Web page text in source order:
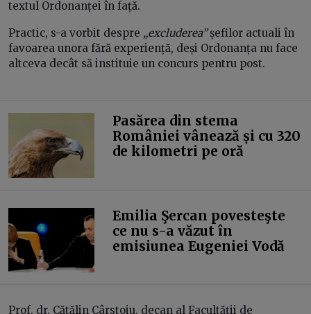
textul Ordonanței în față.
Practic, s-a vorbit despre „excluderea”șefilor actuali în
favoarea unora fără experiență, deși Ordonanța nu face
altceva decât să instituie un concurs pentru post.
Pasărea din stema
României vânează și cu 320
de kilometri pe oră
Emilia Şercan povesteşte
ce nu s-a văzut în
emisiunea Eugeniei Vodă
Prof. dr. Cătălin Cârstoiu, decan al Facultății de